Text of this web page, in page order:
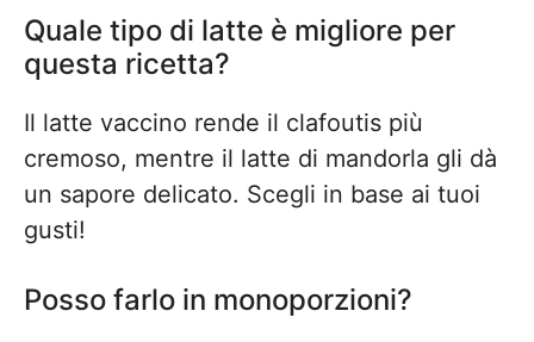
Quale tipo di latte è migliore per
questa ricetta?
Il latte vaccino rende il clafoutis più
cremoso, mentre il latte di mandorla gli dà
un sapore delicato. Scegli in base ai tuoi
gusti!
Posso farlo in monoporzioni?